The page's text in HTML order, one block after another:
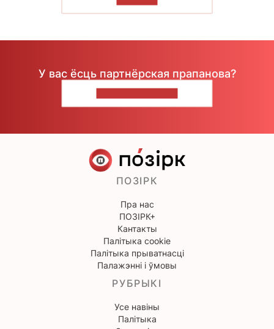
У вас ёсць партнёрская прапанова?
ПОЗІРК
Пра нас
ПОЗІРК+
Кантакты
Палітыка cookie
Палітыка прыватнасці
Палажэнні і ўмовы
РУБРЫКІ
Усе навіны
Палітыка